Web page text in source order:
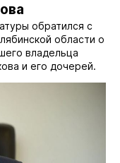
обратился с
области о
владельца
и его дочерей.